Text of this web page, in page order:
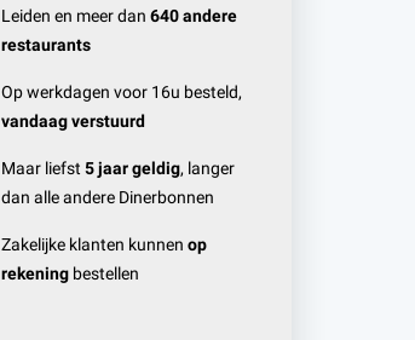
Leiden en meer dan 640 andere
restaurants
Op werkdagen voor 16u besteld,
vandaag verstuurd
Maar liefst 5 jaar geldig, langer
dan alle andere Dinerbonnen
Zakelijke klanten kunnen op
rekening bestellen